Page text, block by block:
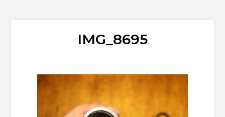
IMG_8695